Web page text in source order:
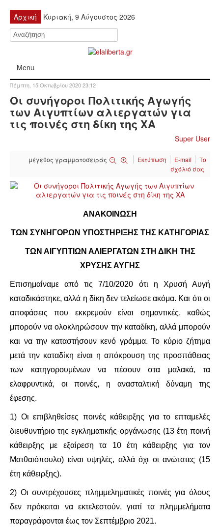
Αρχική Κυριακή, 9 Αύγουστος 2026
Menu
ΚΙΝΗΤΟΠΟΙΉΣΕΙΣ
ΑΝΑΚΟΙΝΏΣΕΙΣ
ΑΝΑΛΎΣΕΙΣ
ΟΙΚΟΝΟΜΊΑ
ΕΙΔΉΣΕΙΣ
ΚΌΣΜΟΣ
ΑΝΑΤΟΛΙΚΉ ΕΥΡΏΠΗ / ΒΑΛΚΆΝΙΑ
ΔΥΤΙΚΉ ΕΥΡΏΠΗ
ΜΈΣΗ ΑΝΑΤΟΛΉ / ΒΌΡΕΙΑ ΑΦΡΙΚΉ
ΒΌΡΕΙΑ ΑΜΕΡΙΚΉ
ΛΑΤΙΝΙΚΉ ΑΜΕΡΙΚΉ
ΑΣΊΑ / ΩΚΕΑΝΊΑ
ΑΦΡΙΚΉ
ΕΡΓΑΤΙΚΌ ΚΊΝΗΜΑ
ΚΙΝΗΤΟΠΟΙΉΣΕΙΣ
Πέμπτη, 15 Οκτωβρίου 2020 23:12
Οι συνήγοροι Πολιτικής Αγωγής
των Αιγυπτίων αλιεργατών για
τις ποινές στη δίκη της ΧΑ
Super User
μέγεθος γραμματοσειράς Εκτύπωση E-mail
Το
σχόλιό σας
ΑΝΑΚΟΙΝΩΣΗ
ΤΩΝ ΣΥΝΗΓΟΡΩΝ ΥΠΟΣΤΗΡΙΞΗΣ ΤΗΣ ΚΑΤΗΓΟΡΙΑΣ
ΤΩΝ ΑΙΓΥΠΤΙΩΝ ΑΛΙΕΡΓΑΤΩΝ ΣΤΗ ΔΙΚΗ ΤΗΣ
ΧΡΥΣΗΣ ΑΥΓΗΣ
Επισημαίναμε από τις 7/10/2020 ότι η Χρυσή Αυγή
καταδικάστηκε, αλλά η δίκη δεν τελείωσε ακόμα. Και ότι οι
αποφάσεις που εκκρεμούν είναι σημαντικές, καθώς
μπορούν να ολοκληρώσουν την καταδίκη, αλλά μπορούν
και να την καταστήσουν κενό γράμμα. Το κύριο ζήτημα
μετά την καταδίκη είναι η απόκρουση της προσπάθειας
των κατηγορουμένων να πέσουν στα μαλακά, τα
ελαφρυντικά, οι ποινές, η ανασταλτική δύναμη της
έφεσης.
1) Οι επιβληθείσες ποινές κάθειρξης για το επταμελές
διευθυντήριο της εγκληματικής οργάνωσης (13 έτη ποινή
κάθειρξης με εξαίρεση τα 10 έτη κάθειρξης για τον
Ματθαιόπουλο) είναι υψηλές, αλλά όχι οι ανώτατες (15
έτη κάθειρξης).
2) Οι συντρέχουσες πλημμεληματικές ποινές για όλους
δεν πρόκειται να εκτελεστούν, γιατί τα πλημμελήματα
παραγράφονται έως τον Σεπτέμβριο 2021.